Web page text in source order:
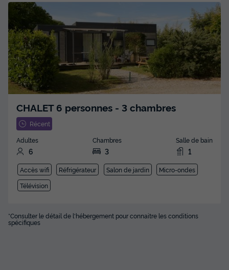
CHALET 6 personnes - 3 chambres
Récent
Adultes
6
Chambres
3
Salle de bain
1
Accès wifi Réfrigérateur Salon de jardin
Micro-ondes
Télévision
*Consulter le détail de l'hébergement pour connaitre les conditions
spécifiques